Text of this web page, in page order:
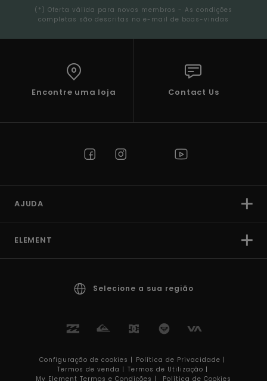
(*) Oferta válida para novos membros - As condições
completas são descritas no e-mail de boas-vindas
Encontre uma loja Contact Us
AJUDA
ELEMENT
Selecione a sua região
Configuração de cookies | Política de Privacidade |
Termos de venda | Termos de Utilizaçâo |
My Element Termos e Condições |
Política de Cookies